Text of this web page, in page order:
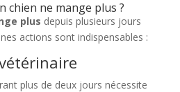
chien ne mange plus ?
plus depuis plusieurs jours
actions sont indispensables :
plus de deux jours nécessite